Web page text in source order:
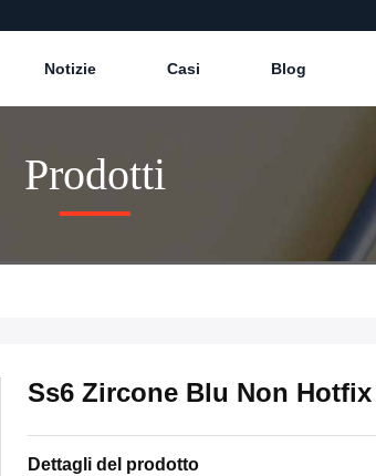
Notizie Casi Blog
Prodotti
Ss6 Zircone Blu Non
Dettagli del prodotto